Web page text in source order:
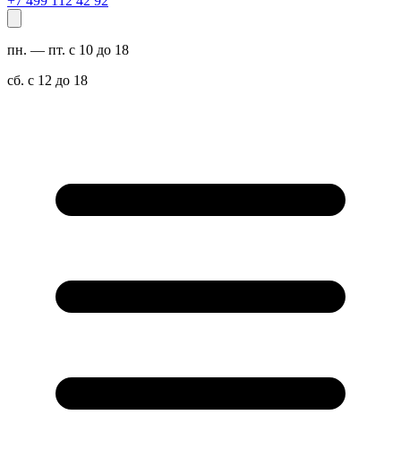
пн. — пт. с 10 до 18
сб. с 12 до 18